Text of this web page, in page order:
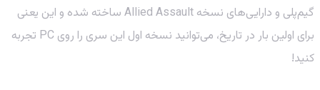
گیم‌پلی و دارایی‌های نسخه Allied Assault ساخته شده و این یعنی
برای اولین بار در تاریخ، می‌توانید نسخه اول این سری را روی PC تجربه
کنید!